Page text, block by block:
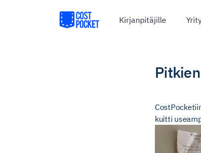
Kirjanpitäjille
kuitti